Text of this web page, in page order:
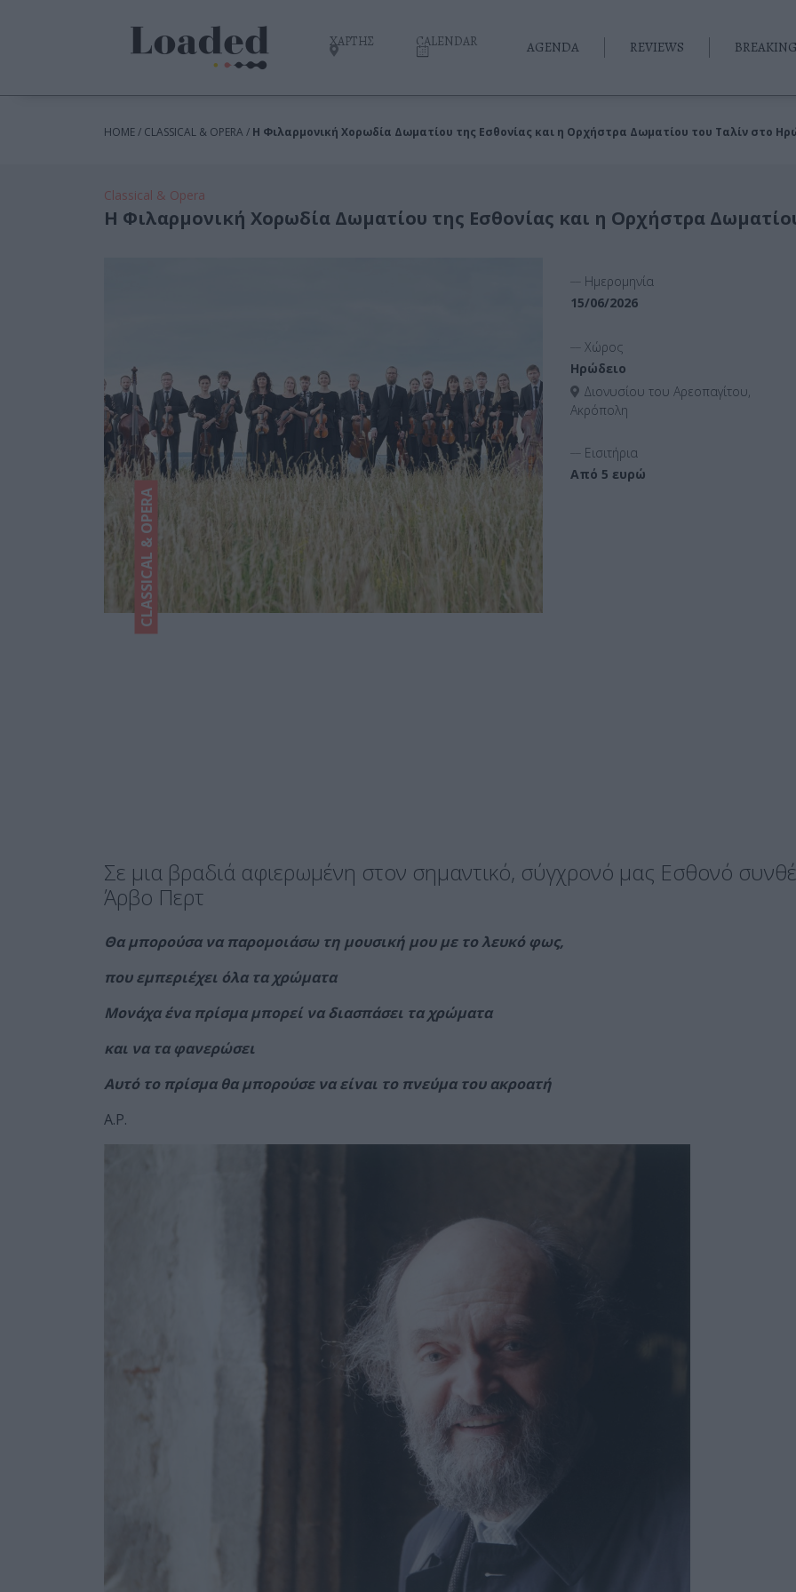
ΧΑΡΤΗΣ CALENDAR AGENDA REVIEWS
HOME / CLASSICAL & OPERA / Η Φιλαρμονική Χορωδία Δωματίου της Εσθονίας και η Ορχήστρα Δωματίου του Ταλίν στο
Classical & Opera
Η Φιλαρμονική Χορωδία Δωματίου της Εσθονίας και η Ορχήστρα
CLASSICAL & OPERA
Ημερομηνία
15/06/2026
Χώρος
Ηρώδειο
Διονυσίου του Αρεοπαγίτου,
Ακρόπολη
Εισιτήρια
Από 5 ευρώ
Σε μια βραδιά αφιερωμένη στον σημαντικό, σύγχρονό μας Εσθονό
Άρβο Περτ
Θα μπορούσα να παρομοιάσω τη μουσική μου με το λευκό φως,
που εμπεριέχει όλα τα χρώματα
Μονάχα ένα πρίσμα μπορεί να διασπάσει τα χρώματα
και να τα φανερώσει
Αυτό το πρίσμα θα μπορούσε να είναι το πνεύμα του ακροατή
A.P.